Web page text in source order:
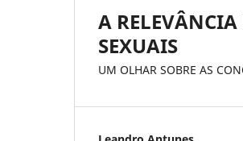
A
SEXUAIS
UM OLHAR SOBRE AS